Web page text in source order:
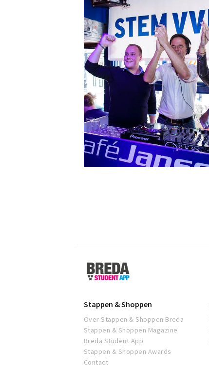
Breda
Student
App
Stappen & Shoppen
Over Stappen & Shoppen Breda
Stappen & Shoppen Magazine
Breda Student App
Stappen & Shoppen Awards
Contact